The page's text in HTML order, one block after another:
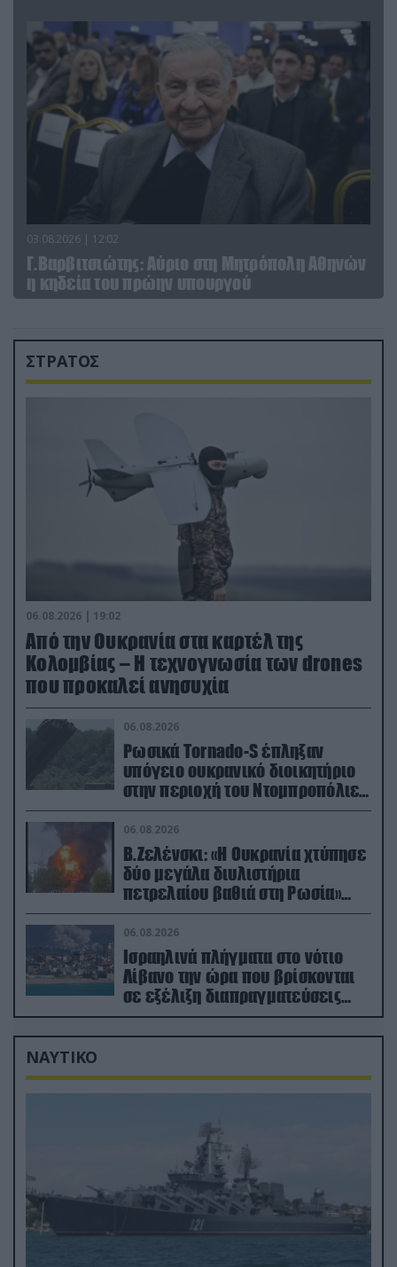
03.08.2026 | 12:02
Γ.Βαρβιτσιώτης: Aύριο στη Μητρόπολη Αθηνών
η κηδεία του πρώην υπουργού
ΣΤΡΑΤΟΣ
06.08.2026 | 19:02
Από την Ουκρανία στα καρτέλ της
Κολομβίας – Η τεχνογνωσία των drones
που προκαλεί ανησυχία
06.08.2026
Ρωσικά Tornado-S έπληξαν
υπόγειο ουκρανικό διοικητήριο
στην περιοχή του Ντομπροπόλιε
(βίντεο)
06.08.2026
Β.Ζελένσκι: «Η Ουκρανία χτύπησε
δύο μεγάλα διυλιστήρια
πετρελαίου βαθιά στη Ρωσία»
(βίντεο)
06.08.2026
Ισραηλινά πλήγματα στο νότιο
Λίβανο την ώρα που βρίσκονται
σε εξέλιξη διαπραγματεύσεις
στην Ρώμη
ΝΑΥΤΙΚΟ